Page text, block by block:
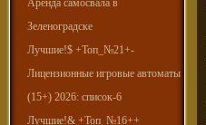
Аренда самосвала в
Зеленоградске
Лучшие!$ +Топ_№21+-
Лицензионные игровые автоматы
(15+) 2026: список-6
Лучшие!& +Топ_№16++